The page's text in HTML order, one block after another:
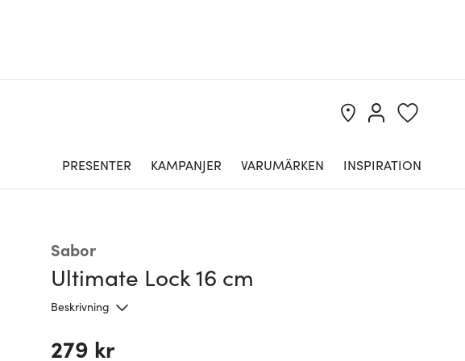
PRESENTER KAMPANJER VARUMÄRKEN INSPIRATION
Sabor
Ultimate Lock 16 cm
Beskrivning
279 kr